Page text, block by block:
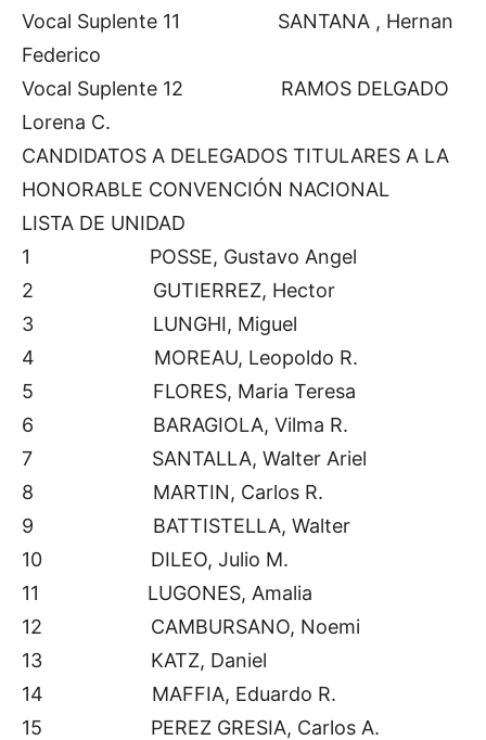
Vocal Suplente 11 SANTANA , Hernan
Federico
Vocal Suplente 12 RAMOS DELGADO
Lorena C.
CANDIDATOS A DELEGADOS TITULARES A LA
HONORABLE CONVENCIÓN NACIONAL
LISTA DE UNIDAD
1 POSSE, Gustavo Angel
2 GUTIERREZ, Hector
3 LUNGHI, Miguel
4 MOREAU, Leopoldo R.
5 FLORES, Maria Teresa
6 BARAGIOLA, Vilma R.
7 SANTALLA, Walter Ariel
8 MARTIN, Carlos R.
9 BATTISTELLA, Walter
10 DILEO, Julio M.
11 LUGONES, Amalia
12 CAMBURSANO, Noemi
13 KATZ, Daniel
14 MAFFIA, Eduardo R.
15 PEREZ GRESIA, Carlos A.